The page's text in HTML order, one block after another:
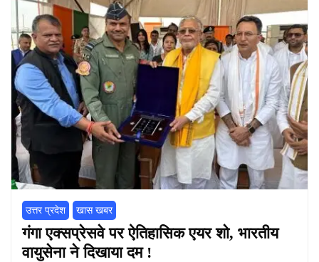
उत्तर प्रदेश खास खबर
गंगा एक्सप्रेसवे पर ऐतिहासिक एयर शो, भारतीय
वायुसेना ने दिखाया दम !